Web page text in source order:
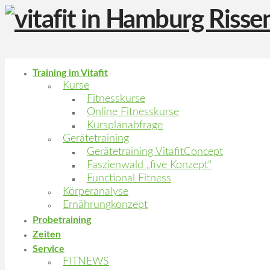
Training im Vitafit
Kurse
Fitnesskurse
Online Fitnesskurse
Kursplanabfrage
Gerätetraining
Gerätetraining VitafitConcept
Faszienwald „five Konzept“
Functional Fitness
Körperanalyse
Ernährungkonzept
Probetraining
Zeiten
Service
FITNEWS